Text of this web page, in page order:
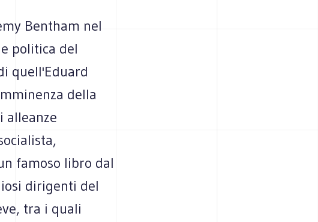
Bentham nel
politica del
quell'Eduard
della
alleanze
famoso libro dal
dirigenti del
tra i quali